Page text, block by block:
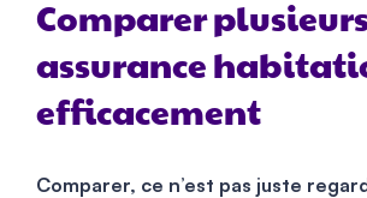
Comparer
assurance
efficacement
Comparer, ce n’est pas juste